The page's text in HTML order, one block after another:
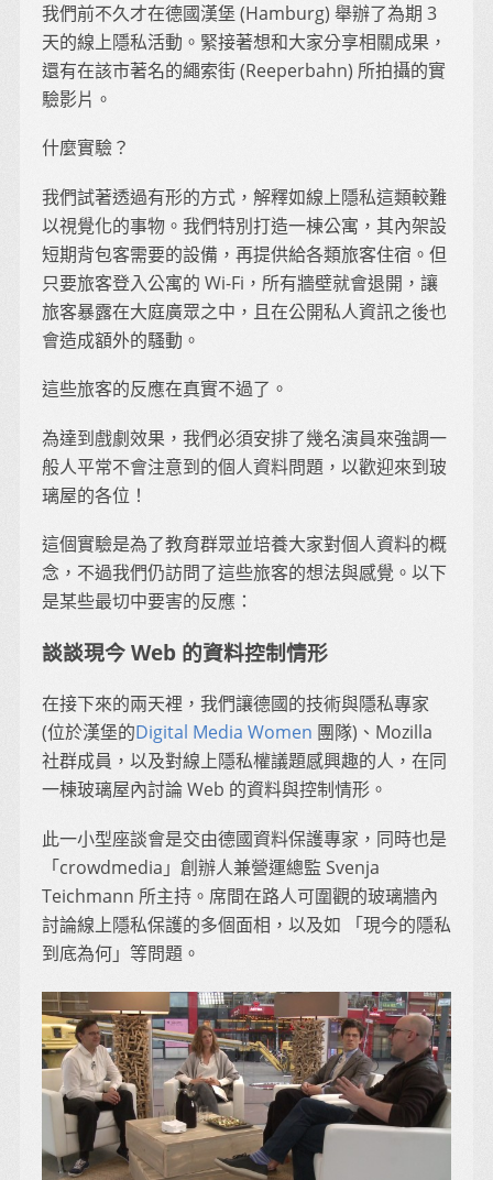
我們前不久才在德國漢堡 (Hamburg) 舉辦了為期 3
天的線上隱私活動。緊接著想和大家分享相關成果，
還有在該市著名的繩索街 (Reeperbahn) 所拍攝的實
驗影片。
什麼實驗？
我們試著透過有形的方式，解釋如線上隱私這類較難
以視覺化的事物。我們特別打造一棟公寓，其內架設
短期背包客需要的設備，再提供給各類旅客住宿。但
只要旅客登入公寓的 Wi-Fi，所有牆壁就會退開，讓
旅客暴露在大庭廣眾之中，且在公開私人資訊之後也
會造成額外的騷動。
這些旅客的反應在真實不過了。
為達到戲劇效果，我們必須安排了幾名演員來強調一
般人平常不會注意到的個人資料問題，以歡迎來到玻
璃屋的各位！
這個實驗是為了教育群眾並培養大家對個人資料的概
念，不過我們仍訪問了這些旅客的想法與感覺。以下
是某些最切中要害的反應：
談談現今 Web 的資料控制情形
在接下來的兩天裡，我們讓德國的技術與隱私專家
(位於漢堡的Digital Media Women 團隊)、Mozilla
社群成員，以及對線上隱私權議題感興趣的人，在同
一棟玻璃屋內討論 Web 的資料與控制情形。
此一小型座談會是交由德國資料保護專家，同時也是
「crowdmedia」創辦人兼營運總監 Svenja
Teichmann 所主持。席間在路人可圍觀的玻璃牆內
討論線上隱私保護的多個面相，以及如 「現今的隱私
到底為何」等問題。